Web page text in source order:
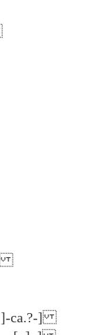
]-ca.?-]